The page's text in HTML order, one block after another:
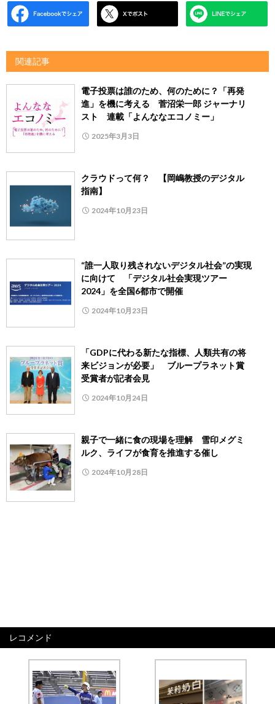
関連記事
電子投票は誰のため、何のために？「再発
進」を機に考える 菅沼栄一郎 ジャーナリ
スト 連載「よんななエコノミー」
2025年3月3日
クラウドって何？ 【岡嶋教授のデジタル
指南】
2024年10月23日
“誰一人取り残されないデジタル社会”の実現
に向けて 「デジタル社会実現ツアー
2024」を全国6都市で開催
2024年10月23日
「GDPに代わる新たな指標、人類共有の将
来ビジョンが必要」 ブループラネット賞
受賞者が記者会見
2024年10月24日
親子で一緒に食の現場を理解 雪印メグミ
ルク、ライフが食育を推進する催し
2024年10月28日
レコメンド